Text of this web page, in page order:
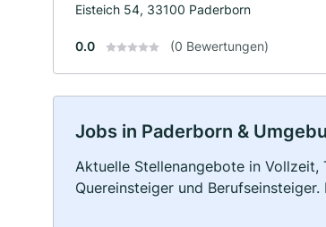
Eisteich 54, 33100 Paderborn
0.0 (0 Bewertungen)
Jobs in Paderborn &
Aktuelle Stellenangebote in
Quereinsteiger und